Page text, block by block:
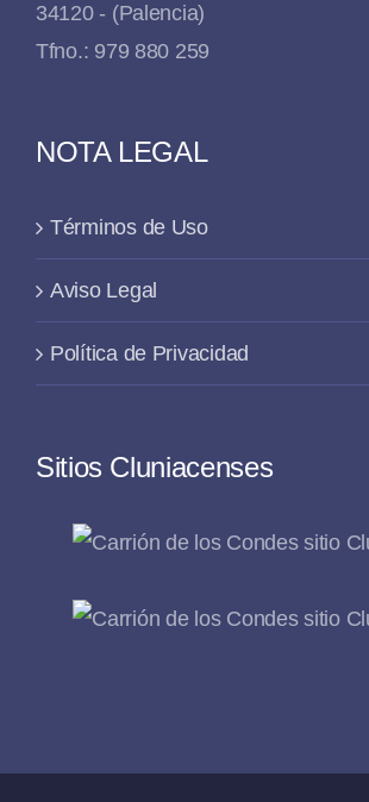
34120 - (Palencia)
Tfno.: 979 880 259
NOTA LEGAL
Términos de Uso
Aviso Legal
Política de Privacidad
Sitios Cluniacenses